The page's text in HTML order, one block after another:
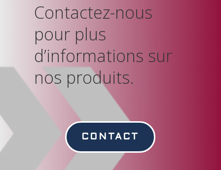
Contactez-nous
pour plus
d’informations sur
nos produits.
CONTACT